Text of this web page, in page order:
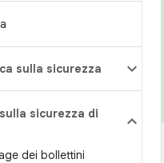
sulla sicurezza
sicurezza di
dei bollettini